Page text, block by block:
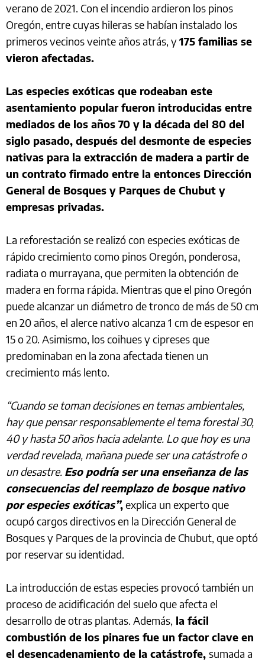
verano de 2021. Con el incendio ardieron los pinos
Oregón, entre cuyas hileras se habían instalado los
primeros vecinos veinte años atrás, y175 familias se
vieron afectadas.
Las especies exóticas que rodeaban este
asentamiento popular fueron introducidas entre
mediados de los años 70 y la década del 80 del
siglo pasado, después del desmonte de especies
nativas para la extracción de madera a partir de
un contrato firmado entre la entonces Dirección
General de Bosques y Parques de Chubut y
empresas privadas.
La reforestación se realizó con especies exóticas de
rápido crecimiento como pinos Oregón, ponderosa,
radiata o murrayana, que permiten la obtención de
madera en forma rápida. Mientras que el pino Oregón
puede alcanzar un diámetro de tronco de más de 50 cm
en 20 años, el alerce nativo alcanza 1 cm de espesor en
15 o 20. Asimismo, los coihues y cipreses que
predominaban en la zona afectada tienen un
crecimiento más lento.
“Cuando se toman decisiones en temas ambientales,
hay que pensar responsablemente el tema forestal 30,
40 y hasta 50 años hacia adelante. Lo que hoy es una
verdad revelada, mañana puede ser una catástrofe o
un desastre. Eso podría ser una enseñanza de las
consecuencias del reemplazo de bosque nativo
por especies exóticas”, explica un experto que
ocupó cargos directivos en la Dirección General de
Bosques y Parques de la provincia de Chubut, que optó
por reservar su identidad.
La introducción de estas especies provocó también un
proceso de acidificación del suelo que afecta el
desarrollo de otras plantas. Además, la fácil
combustión de los pinares fue un factor clave en
el desencadenamiento de la catástrofe, sumada a